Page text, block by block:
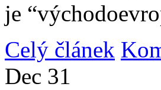
je
Celý článek
Dec 31